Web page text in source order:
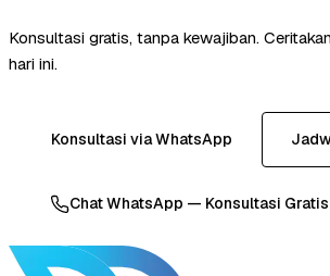
Konsultasi gratis, tanpa kewajiban.
hari ini.
Konsultasi via WhatsApp
Chat WhatsApp — Konsultasi Gratis